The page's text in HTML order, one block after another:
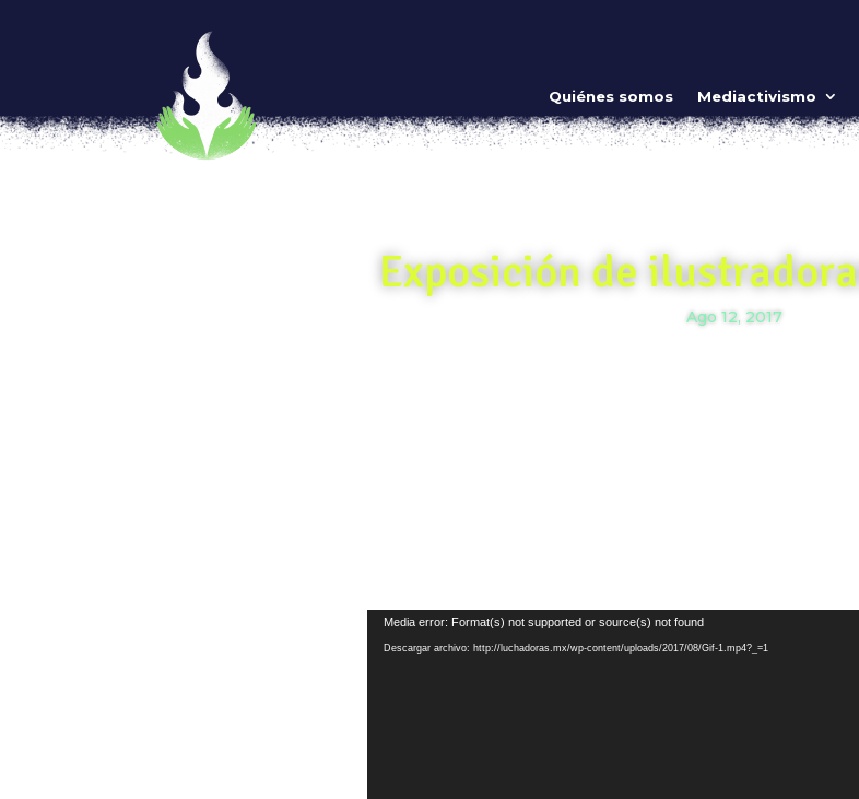
Quiénes somos Mediactivismo
Exposición de
Ago 12, 2017
Reproductor
de
Media error: Format(s) not supported or source(s) not found
Descargar archivo: http://luchadoras.mx/wp-content/uploads/2017/08/Gif-1.mp4?_=1